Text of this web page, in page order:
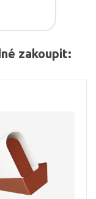
zakoupit: